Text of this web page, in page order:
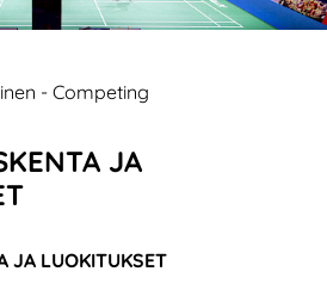
- Competing
JA
JA LUOKITUKSET